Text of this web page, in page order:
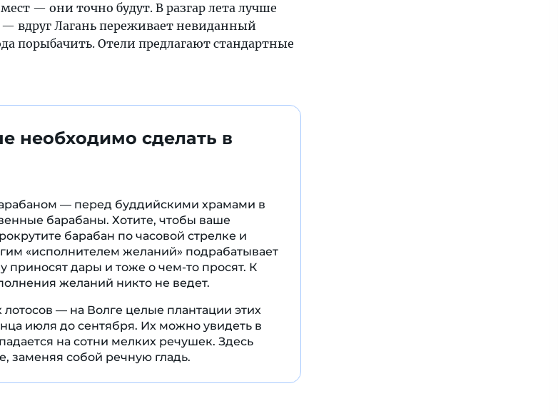
— они точно будут. В разгар лета лучше
— вдруг Лагань переживает невиданный
порыбачить. Отели предлагают стандартные
необходимо сделать в
— перед буддийскими храмами в
барабаны. Хотите, чтобы ваше
барабан по часовой стрелке и
«исполнителем желаний» подрабатывает
приносят дары и тоже о чем-то просят. К
желаний никто не ведет.
— на Волге целые плантации этих
июля до сентября. Их можно увидеть в
на сотни мелких речушек. Здесь
заменяя собой речную гладь.